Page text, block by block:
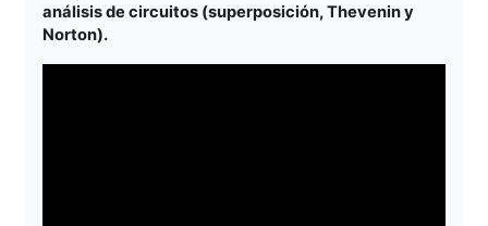
análisis de circuitos (superposición, Thevenin y
Norton).